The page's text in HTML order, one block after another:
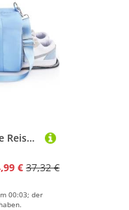
25L Medium Sporttasche Reisetasche für Damen und Herren,wasserdichte Handgepäcktasche,Trainingstasche für Reisen Schwimmenmit Schuhfach und Nassfach,Griff aus PU Leder (Blau,19 Mittelgroße Größe)
€ 37,32 €
00:03; der